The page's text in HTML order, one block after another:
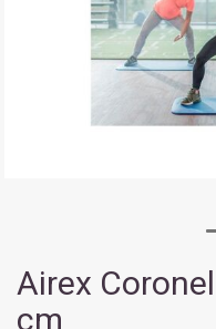
Airex
cm